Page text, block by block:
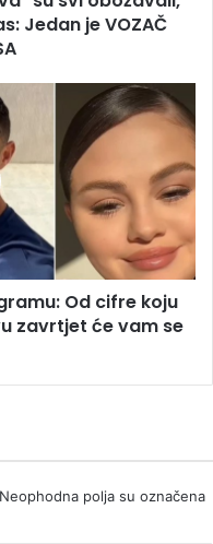
Jedan je VOZAČ
Od cifre koju
zavrtjet će vam se
Neophodna polja su označena